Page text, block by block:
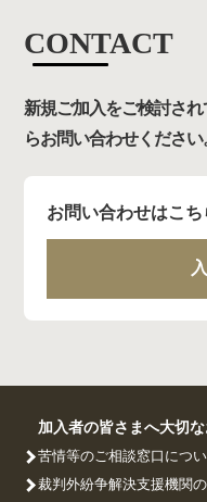
CONTACT
新規ご加入をご検討さ
らお問い合わせください
お問い合わせはこち
加入者の皆さまへ大切
苦情等のご相談窓口につ
裁判外紛争解決支援機関